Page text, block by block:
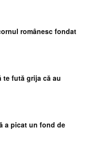
românesc fondat
te fută grija că au
a picat un fond de